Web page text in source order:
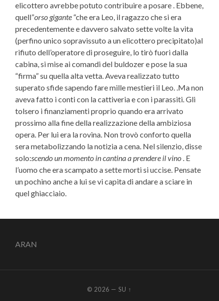
elicottero avrebbe potuto contribuire a posare . Ebbene,
quell”orso gigante “che era Leo, il ragazzo che si era
precedentemente e davvero salvato sette volte la vita
(perfino unico sopravissuto a un elicottero precipitato)al
rifiuto dell’operatore di proseguire, lo tirò fuori dalla
cabina, si mise ai comandi del buldozer e pose la sua
“firma” su quella alta vetta. Aveva realizzato tutto
superato sfide sapendo fare mille mestieri il Leo. .Ma non
aveva fatto i conti con la cattiveria e con i parassiti. Gli
tolsero i finanziamenti proprio quando era arrivato
prossimo alla fine della realizzazione della ambiziosa
opera. Per lui era la rovina. Non trovò conforto quella
sera metabolizzando la notizia a cena. Nel silenzio, disse
solo:scendo un momento in cantina a prendere il vino . E
l’uomo che era scampato a sette morti si uccise. Pensate
un pochino anche a lui se vi capita di andare a sciare in
quel ghiacciaio.
ARAN
© 2026 — SU ↑